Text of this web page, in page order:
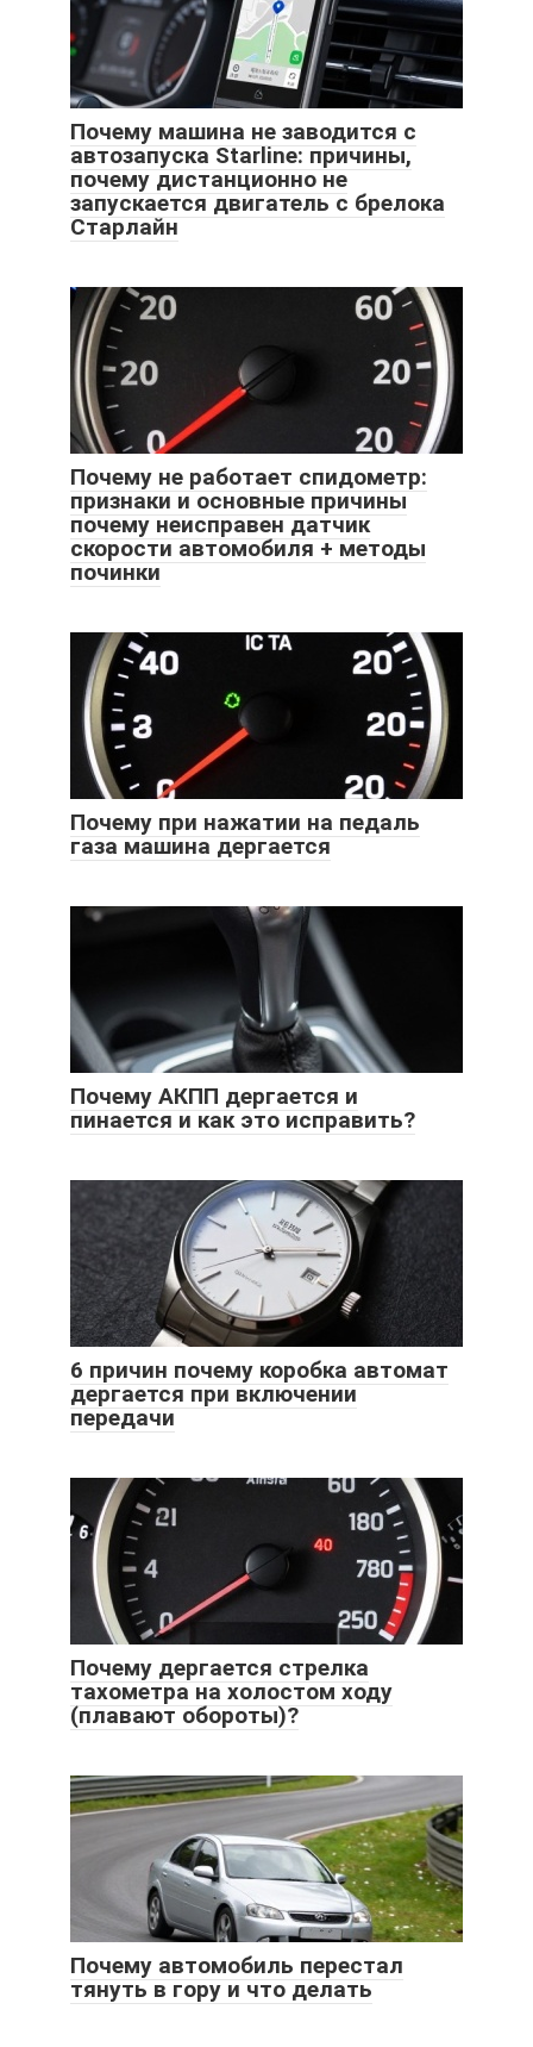
Почему машина не заводится с
автозапуска Starline: причины,
почему дистанционно не
запускается двигатель с брелока
Старлайн
Почему не работает спидометр:
признаки и основные причины
почему неисправен датчик
скорости автомобиля + методы
починки
Почему при нажатии на педаль
газа машина дергается
Почему АКПП дергается и
пинается и как это исправить?
6 причин почему коробка автомат
дергается при включении
передачи
Почему дергается стрелка
тахометра на холостом ходу
(плавают обороты)?
Почему автомобиль перестал
тянуть в гору и что делать